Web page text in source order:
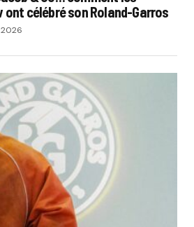
ont célébré son Roland-Garros